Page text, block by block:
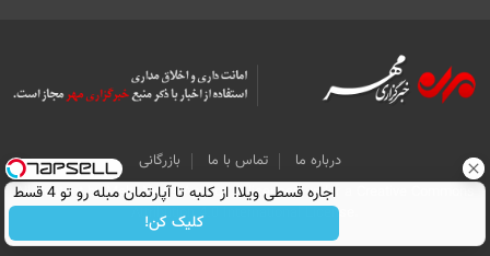
درباره ما تماس با ما
بازرگانی
All Content by Mehr News Agency is licensed under a Creative Commons
Attribution 4.0 International License.
اجاره‌ قسطی ویلا! از کلبه تا آپارتمان مبله رو تو 4 قسط
اجاره کن.
کلیک کن!